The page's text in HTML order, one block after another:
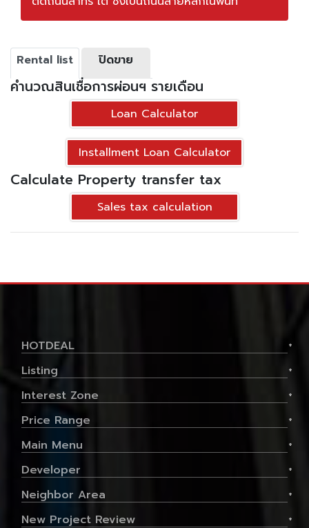
Rental list ปิดขาย
คำนวณสินเชื่อการผ่อนฯ รายเดือน
Loan Calculator
Installment Loan Calculator
Calculate Property transfer tax
Sales tax calculation
HOTDEAL +
Listing +
Interest Zone +
Price Range +
Main Menu +
Developer +
Neighbor Area +
New Project Review +